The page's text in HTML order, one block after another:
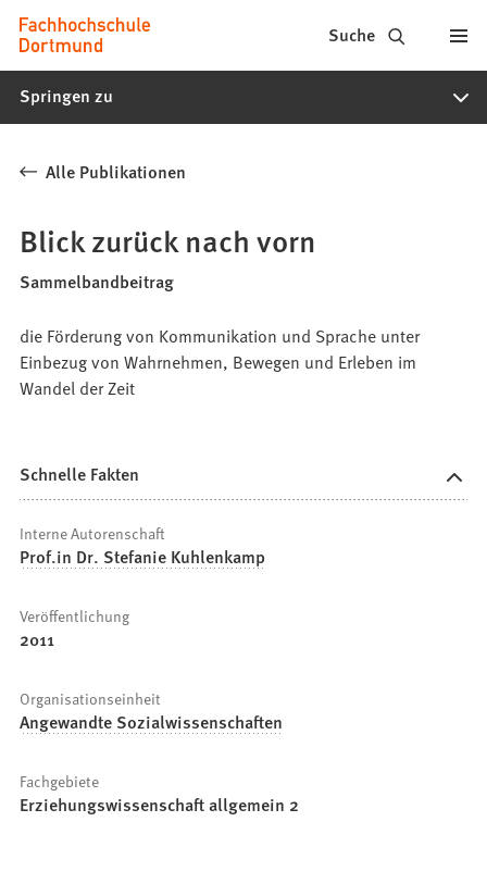
Inhalt anspringen
Fachhochschule
Dortmund
-
Studiengänge,
Bewerbung
Suche
Springen zu
Alle Publikationen
Blick zurück nach vorn
Sammelbandbeitrag
die Förderung von Kommunikation und Sprache unter
Einbezug von Wahrnehmen, Bewegen und Erleben im
Wandel der Zeit
Schnelle Fakten
Interne Autorenschaft
Prof.in Dr. Stefanie Kuhlenkamp
Veröffentlichung
2011
Organisationseinheit
Angewandte Sozialwissenschaften
Fachgebiete
Erziehungswissenschaft allgemein 2